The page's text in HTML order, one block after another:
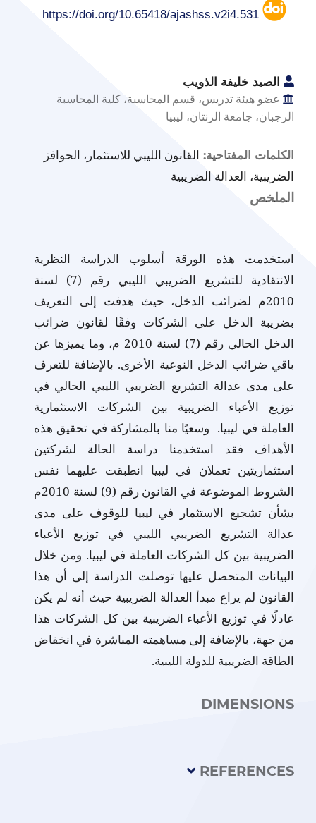
https://doi.org/10.65418/ajashss.v2i4.531
الصيد خليفة الذويب
عضو هيئة تدريس، قسم المحاسبة، كلية المحاسبة
الرجبان، جامعة الزنتان، ليبيا
الكلمات المفتاحية: القانون الليبي للاستثمار، الحوافز
الضريبية، العدالة الضريبية
الملخص
استخدمت هذه الورقة أسلوب الدراسة النظرية
الانتقادية للتشريع الضريبي الليبي رقم (7) لسنة
2010م لضرائب الدخل، حيث هدفت إلى التعريف
بضريبة الدخل على الشركات وفقًا لقانون ضرائب
الدخل الحالي رقم (7) لسنة 2010 م، وما يميزها عن
باقي ضرائب الدخل النوعية الأخرى. بالإضافة للتعرف
على مدى عدالة التشريع الضريبي الليبي الحالي في
توزيع الأعباء الضريبية بين الشركات الاستثمارية
العاملة في ليبيا. وسعيًا منا بالمشاركة في تحقيق هذه
الأهداف فقد استخدمنا دراسة الحالة لشركتين
استثماريتين تعملان في ليبيا انطبقت عليهما نفس
الشروط الموضوعة في القانون رقم (9) لسنة 2010م
بشأن تشجيع الاستثمار في ليبيا للوقوف على مدى
عدالة التشريع الضريبي الليبي في توزيع الأعباء
الضريبية بين كل الشركات العاملة في ليبيا. ومن خلال
البيانات المتحصل عليها توصلت الدراسة إلى أن هذا
القانون لم يراع مبدأ العدالة الضريبية حيث أنه لم يكن
عادلًا في توزيع الأعباء الضريبية بين كل الشركات هذا
من جهة، بالإضافة إلى مساهمته المباشرة في انخفاض
الطاقة الضريبية للدولة الليبية.
DIMENSIONS
REFERENCES